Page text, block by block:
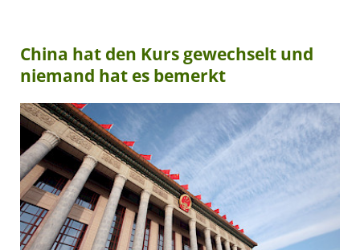
China hat den Kurs gewechselt und
niemand hat es bemerkt